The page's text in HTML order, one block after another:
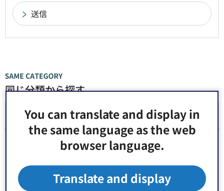
You can translate and display in
the same language as the web
browser language.
Translate and display
同じ分類から探す
会計年度任用職員（その他）採用
令和8年度江東きっずクラブ児童指導補助員（会計
江東区東大島オフィスサポーター支援員（会計年